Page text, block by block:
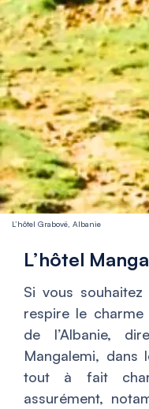
L’hôtel Grabovë, Albanie
L’hôtel
Si vous
respire le charme
de l’Albanie,
Mangalemi, dans
tout à fait
assurément,